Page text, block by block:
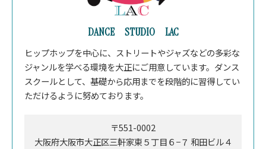
DANCE STUDIO LAC
ヒップホップを中心に、ストリートやジャズなどの多彩な
ジャンルを学べる環境を大正にご用意しています。ダンス
スクールとして、基礎から応用までを段階的に習得してい
ただけるように努めております。
〒551-0002
大阪府大阪市大正区三軒家東５丁目６−７ 和田ビル４